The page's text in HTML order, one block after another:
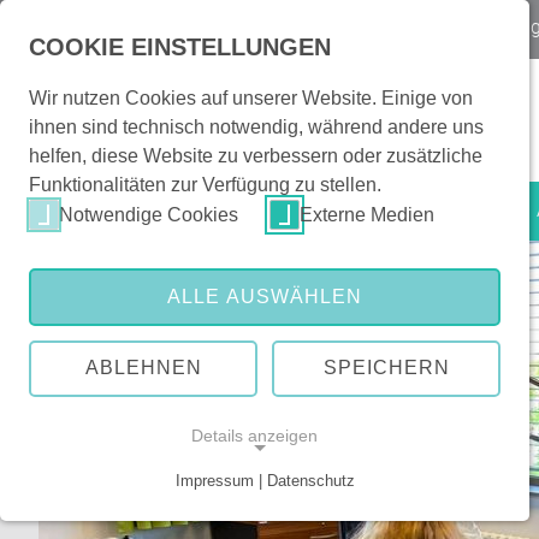
Patienten & Besucher
COOKIE EINSTELLUNGEN
Wir nutzen Cookies auf unserer Website. Einige von
ihnen sind technisch notwendig, während andere uns
helfen, diese Website zu verbessern oder zusätzliche
Funktionalitäten zur Verfügung zu stellen.
Notwendige Cookies
Externe Medien
ALLE AUSWÄHLEN
ABLEHNEN SPEICHERN
Details anzeigen
Impressum | Datenschutz